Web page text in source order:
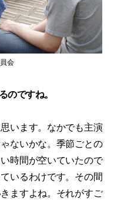
会
のですね。
います。なかでも主演
ないかな。季節ごとの
時間が空いていたので
いるわけです。その間
ますよね。それがすご